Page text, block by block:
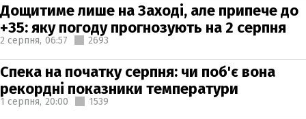
Дощитиме лише на Заході, але припече до
+35: яку погоду прогнозують на 2 серпня
2 серпня, 06:57 2693
Спека на початку серпня: чи поб'є вона
рекордні показники температури
1 серпня, 20:00 1539